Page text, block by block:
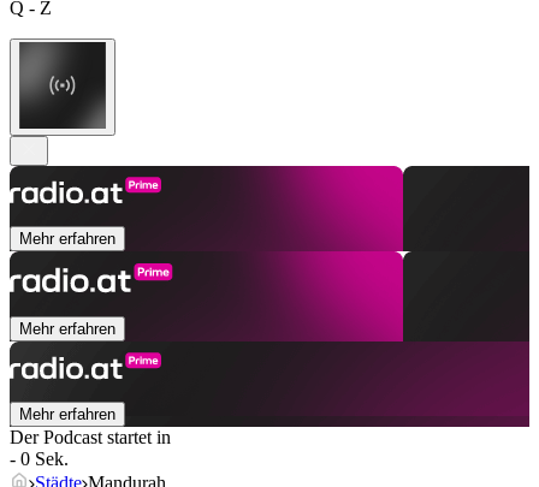
Q - Z
Mehr erfahren
Mehr erfahren
Mehr erfahren
Der Podcast startet in
- 0 Sek.